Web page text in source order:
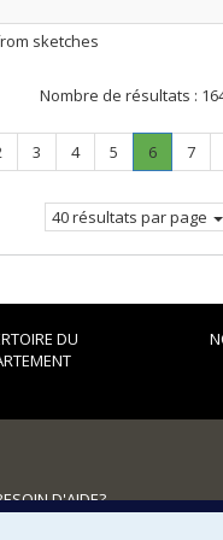
sketches
Nombre de résultats :
Page
3 Page
4 Page
5 Page
6.
Page
Page
7
40 résultats par page
DU
D'AIDE?